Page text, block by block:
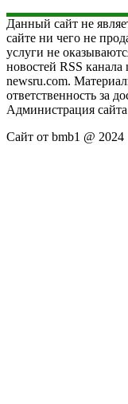
Данный сайт не
сайте ни чего не
услуги не
новостей RSS канала
newsru.com.
ответственность за
Администрация сайта
Сайт от bmb1 @ 2024